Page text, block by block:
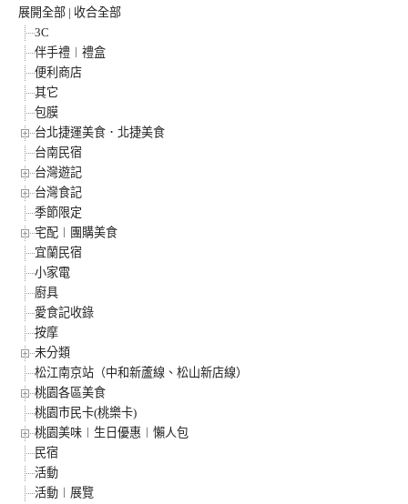
展開全部 | 收合全部
3C
伴手禮︱禮盒
便利商店
其它
包膜
台北捷運美食．北捷美食
台南民宿
台灣遊記
台灣食記
季節限定
宅配︱團購美食
宜蘭民宿
小家電
廚具
愛食記收錄
按摩
未分類
松江南京站（中和新蘆線、松山新店線）
桃園各區美食
桃園市民卡(桃樂卡)
桃園美味︱生日優惠︱懶人包
民宿
活動
活動︱展覽